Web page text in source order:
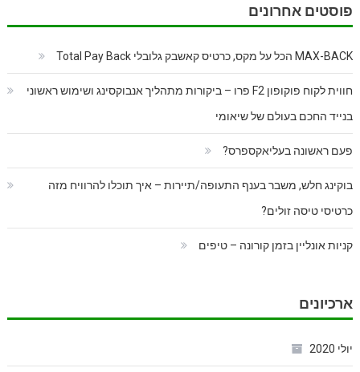
פוסטים אחרונים
MAX-BACK הכל על מקס, כרטיס קאשבק גלובלי Total Pay Back
חווית לקוח פוקופון F2 פרו – ביקורות מתהליך אנבוקסינג ושימוש ראשוני
בנייד החכם בעולם של שיאומי
פעם ראשונה בעליאקספרס?
בוקינג חלש, משבר בענף התעופה/תיירות – איך תוכלו להרוויח מזה
כרטיסי טיסה זולים?
קניות אונליין בזמן קורונה – טיפים
ארכיונים
יולי 2020